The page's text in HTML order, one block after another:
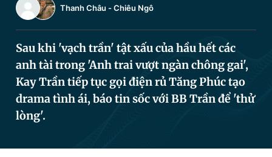
Đọc Thanh Niên trên điện thoại
Thanh Châu -Chiêu Ngô
Sau khi 'vạch trần' tật xấu của hầu hết các
anh tài trong 'Anh trai vượt ngàn chông gai',
Kay Trần tiếp tục gọi điện rủ Tăng Phúc tạo
drama tình ái, báo tin sốc với BB Trần để 'thử
lòng'.